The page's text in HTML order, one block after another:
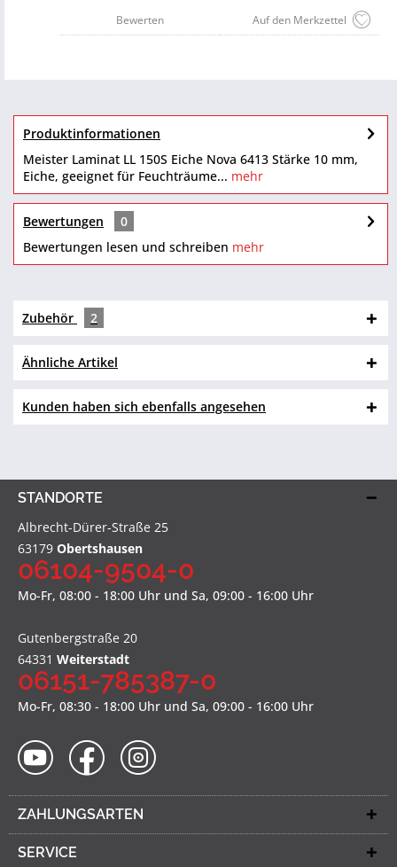
Auf den Merkzettel
Bewerten
Produktinformationen
Meister Laminat LL 150S Eiche Nova 6413 Stärke 10 mm,
Eiche, geeignet für Feuchträume... mehr
Bewertungen
0
Bewertungen lesen und schreiben mehr
Zubehör 2
Ähnliche Artikel
Kunden haben sich ebenfalls angesehen
STANDORTE
Albrecht-Dürer-Straße 25
63179 Obertshausen
06104-9504-0
Mo-Fr, 08:00 - 18:00 Uhr und Sa, 09:00 - 16:00 Uhr
Gutenbergstraße 20
64331 Weiterstadt
06151-785387-0
Mo-Fr, 08:30 - 18:00 Uhr und Sa, 09:00 - 16:00 Uhr
ZAHLUNGSARTEN
SERVICE